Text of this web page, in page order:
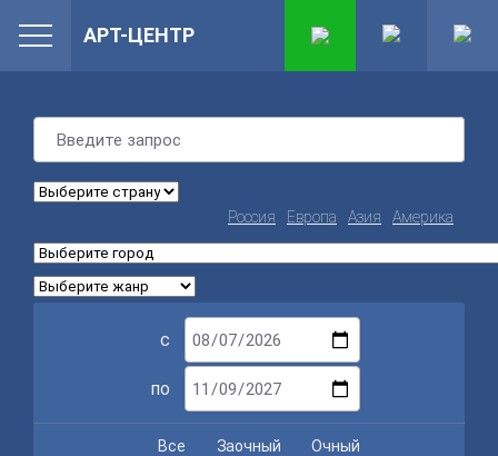
Россия Европа Азия Америка
с
по
Все Заочный Очный
АРТ-ЦЕНТР